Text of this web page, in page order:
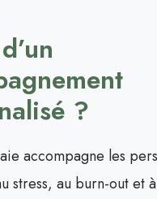
?
accompagne les
stress, au burn-out et à